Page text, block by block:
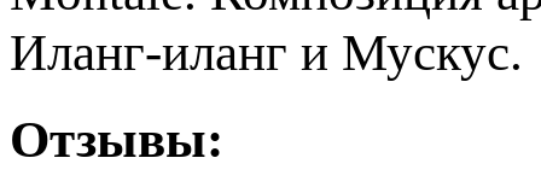
Иланг-иланг и Мускус.
Отзывы: